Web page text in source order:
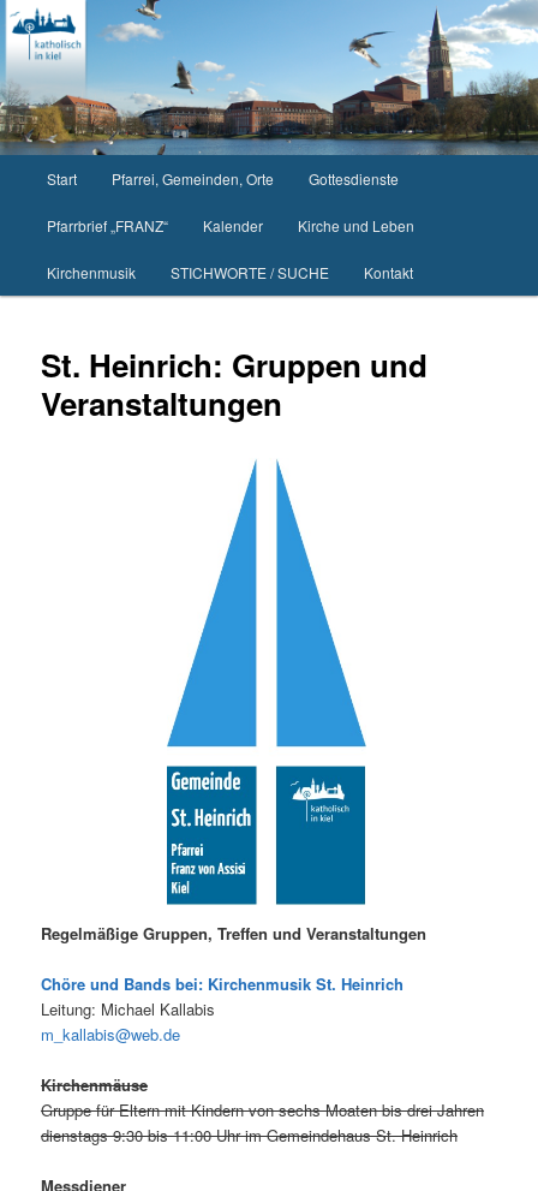
Zum
primären
Inhalt
springen
Start Pfarrei, Gemeinden, Orte Gottesdienste
Pfarrbrief „FRANZ“ Kalender Kirche und Leben
Kirchenmusik STICHWORTE / SUCHE Kontakt
St. Heinrich: Gruppen und
Veranstaltungen
Regelmäßige Gruppen, Treffen und Veranstaltungen
Chöre und Bands bei: Kirchenmusik St. Heinrich
Leitung: Michael Kallabis
m_kallabis@web.de
Kirchenmäuse
Gruppe für Eltern mit Kindern von sechs Moaten bis drei Jahren
dienstags 9:30 bis 11:00 Uhr im Gemeindehaus St. Heinrich
Messdiener